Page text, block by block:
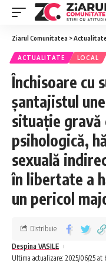
Ziarul Comunitatea >Actualitate
ACTUALITATE LOCAL
Închisoare cu
șantajistul
situație gravă
psihologică,
sexuală
în libertate a
un pericol
Ultima actualizare: 2025/06/25 at
Despina VASILE
Distribuie